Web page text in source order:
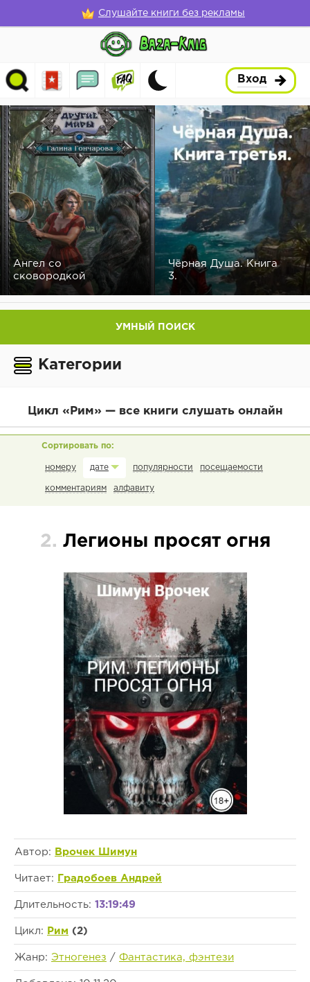
Слушайте книги без рекламы
Вход
Ангел со
сковородкой
Чёрная Душа. Книга
3.
УМНЫЙ ПОИСК
Категории
Цикл «Рим» — все книги слушать онлайн
номеру дате популярности посещаемости
комментариям алфавиту
2. Легионы просят огня
Автор: Врочек Шимун
Читает: Градобоев Андрей
Длительность: 13:19:49
Цикл: Рим (2)
Жанр: Этногенез / Фантастика, фэнтези